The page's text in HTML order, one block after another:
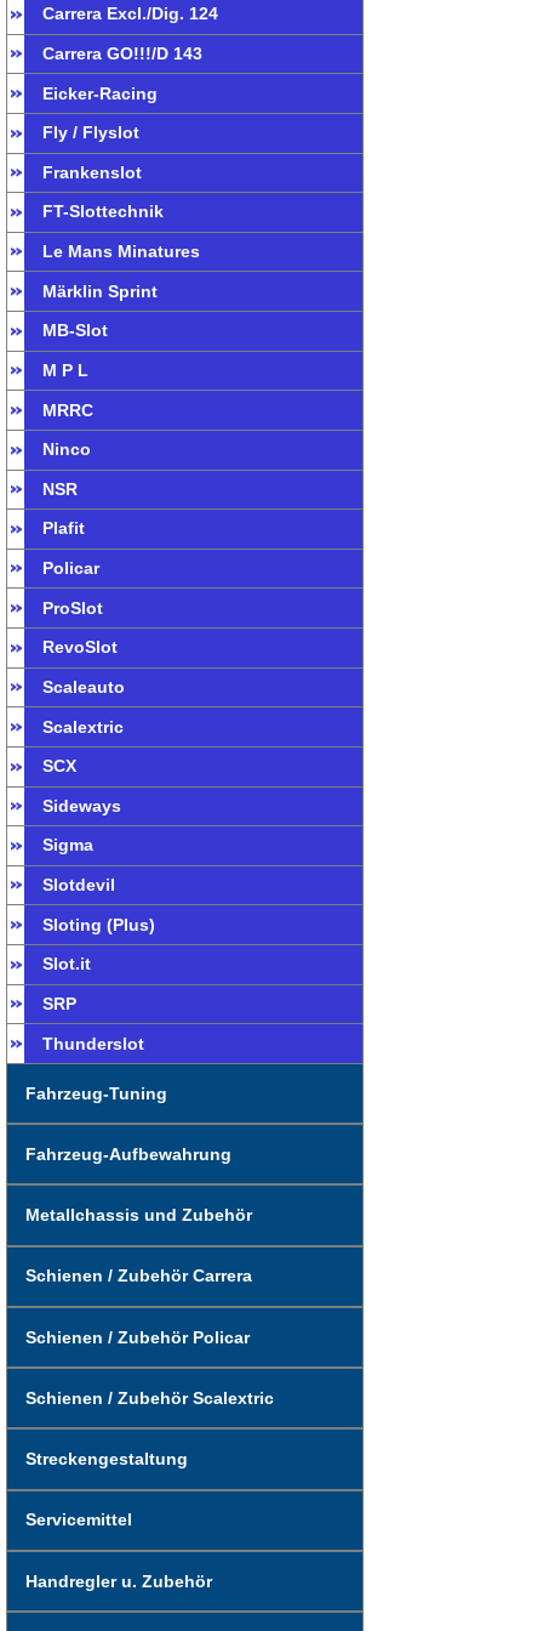
Carrera Excl./Dig. 124
Carrera GO!!!/D 143
Eicker-Racing
Fly / Flyslot
Frankenslot
FT-Slottechnik
Le Mans Minatures
Märklin Sprint
MB-Slot
M P L
MRRC
Ninco
NSR
Plafit
Policar
ProSlot
RevoSlot
Scaleauto
Scalextric
SCX
Sideways
Sigma
Slotdevil
Sloting (Plus)
Slot.it
SRP
Thunderslot
Fahrzeug-Tuning
Fahrzeug-Aufbewahrung
Metallchassis und Zubehör
Schienen / Zubehör Carrera
Schienen / Zubehör Policar
Schienen / Zubehör Scalextric
Streckengestaltung
Servicemittel
Handregler u. Zubehör